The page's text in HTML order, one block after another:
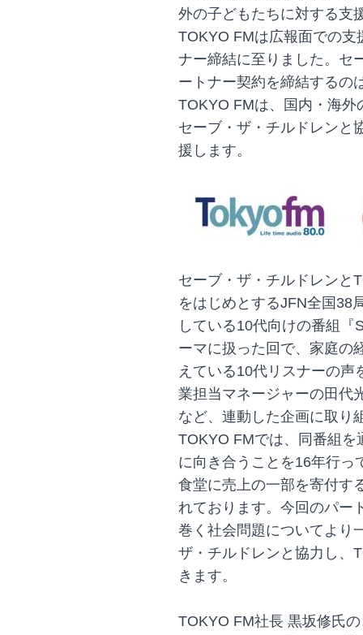
外の子どもたちに対する支
TOKYO FMは広報面での
ナー締結に至りました。セ
ートナー契約を締結するの
TOKYO FMは、国内・海
セーブ・ザ・チルドレンと
援します。
セーブ・ザ・チルドレンと
をはじめとするJFN全国38
している10代向けの番組
ーマに扱った回で、家庭の
えている10代リスナーの
業担当マネージャーの田代
など、連動した企画に取り
TOKYO FMでは、同番組
に向き合うことを16年行っ
食堂に売上の一部を寄付す
れております。今回のパー
巻く社会問題についてより
ザ・チルドレンと協力し、
きます。
TOKYO FM社長 黒坂修氏